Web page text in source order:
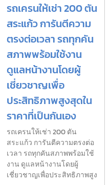
รถเครนให้เช่า 200 ตัน
สระแก้ว การันตีความ
ตรงต่อเวลา รถทุกคัน
สภาพพร้อมใช้งาน
ดูแลหน้างานโดยผู้
เชี่ยวชาญเพื่อ
ประสิทธิภาพสูงสุดใน
ราคาที่เป็นกันเอง
รถเครนให้เช่า 200 ตัน
สระแก้ว การันตีความตรงต่อ
เวลา รถทุกคันสภาพพร้อมใช้
งาน ดูแลหน้างานโดยผู้
เชี่ยวชาญเพื่อประสิทธิภาพสูง